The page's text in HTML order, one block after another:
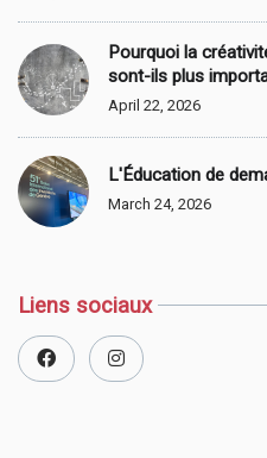
Pourquoi la
sont-ils plus
April 22, 2026
L'Éducation de
March 24, 2026
Liens sociaux